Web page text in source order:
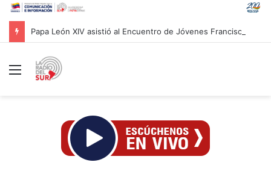
Menú